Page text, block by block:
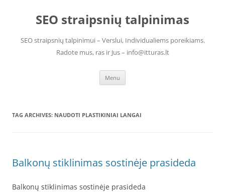
contentSEO straipsnių talpinimas
SEO straipsnių talpinimui – Verslui, Individualiems poreikiams.
Radote mus, ras ir Jus – info@itturas.lt
Menu
TAG ARCHIVES: NAUDOTI PLASTIKINIAI LANGAI
Balkonų stiklinimas sostinėje prasideda
Balkonų stiklinimas sostinėje prasideda